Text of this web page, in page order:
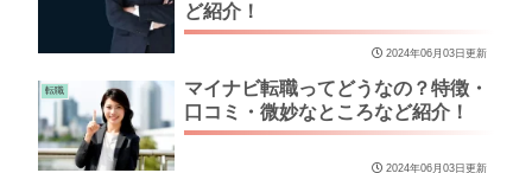
ど紹介！
2024年06月03日更新
転職
マイナビ転職ってどうなの？特徴・
口コミ・微妙なところなど紹介！
2024年06月03日更新